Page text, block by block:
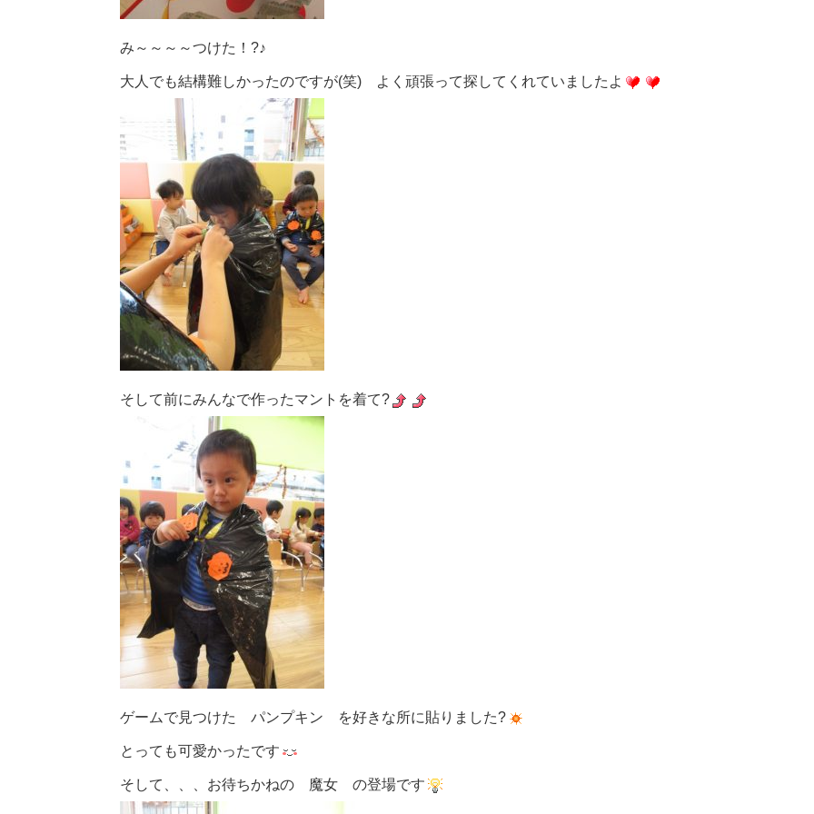
み～～～～つけた！?♪
大人でも結構難しかったのですが(笑) よく頑張って探してくれていましたよ
そして前にみんなで作ったマントを着て?
ゲームで見つけた パンプキン を好きな所に貼りました?
とっても可愛かったです
そして、、、お待ちかねの 魔女 の登場です